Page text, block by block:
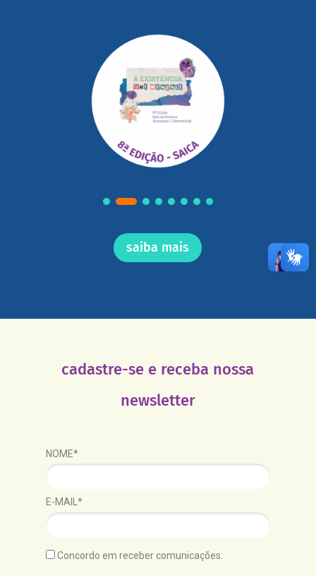
saiba mais
cadastre-se e receba nossa
newsletter
NOME*
E-MAIL*
Concordo em receber comunicações.